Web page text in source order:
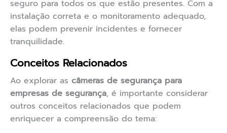
seguro para todos os que estão presentes. Com a
instalação correta e o monitoramento adequado,
elas podem prevenir incidentes e fornecer
tranquilidade.
Conceitos Relacionados
Ao explorar as câmeras de segurança para
empresas de segurança, é importante considerar
outros conceitos relacionados que podem
enriquecer a compreensão do tema: